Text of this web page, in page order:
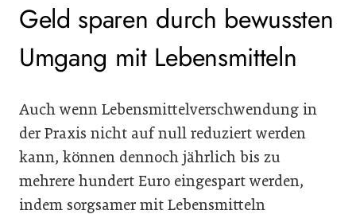
Geld sparen durch bewussten
Umgang mit Lebensmitteln
Auch wenn Lebensmittelverschwendung in
der Praxis nicht auf null reduziert werden
kann, können dennoch jährlich bis zu
mehrere hundert Euro eingespart werden,
indem sorgsamer mit Lebensmitteln